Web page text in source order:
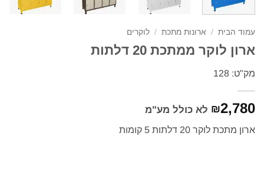
עמוד הבית / ארונות מתכת / לוקרים
ארון לוקר ממתכת 20 דלתות
מק"ט: 128
₪2,780 לא כולל מע"מ
ארון מתכת לוקר 20 דלתות 5 קומות